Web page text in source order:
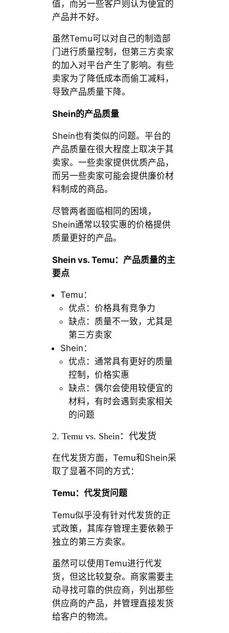
值，而另一些客户则认为便宜的
产品并不好。
虽然Temu可以对自己的制造部
门进行质量控制，但第三方卖家
的加入对平台产生了影响。有些
卖家为了降低成本而偷工减料，
导致产品质量下降。
Shein的产品质量
Shein也有类似的问题。平台的
产品质量在很大程度上取决于其
卖家。一些卖家提供优质产品，
而另一些卖家可能会提供廉价材
料制成的商品。
尽管两者面临相同的困境，
Shein通常以较实惠的价格提供
质量更好的产品。
Shein vs. Temu：产品质量的主
要点
Temu：
优点：价格具有竞争力
缺点：质量不一致，尤其是
第三方卖家
Shein：
优点：通常具有更好的质量
控制，价格实惠
缺点：偶尔会使用较便宜的
材料，有时会遇到卖家相关
的问题
2. Temu vs. Shein：代发货
在代发货方面，Temu和Shein采
取了显著不同的方式：
Temu：代发货问题
Temu似乎没有针对代发货的正
式政策，其库存管理主要依赖于
独立的第三方卖家。
虽然可以使用Temu进行代发
货，但这比较复杂。商家需要主
动寻找可靠的供应商，列出那些
供应商的产品，并管理直接发货
给客户的物流。